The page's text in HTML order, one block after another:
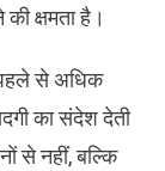
क्षमता है।
से अधिक
का संदेश देती
से नहीं, बल्कि